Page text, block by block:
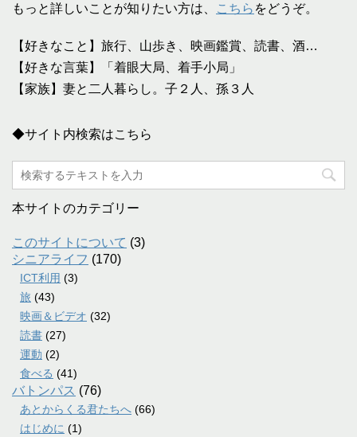
もっと詳しいことが知りたい方は、 こちら をどうぞ。
【好きなこと】旅行、山歩き、映画鑑賞、読書、酒…
【好きな言葉】「着眼大局、着手小局」
【家族】妻と二人暮らし。子２人、孫３人
◆サイト内検索はこちら
本サイトのカテゴリー
このサイトについて (3)
シニアライフ (170)
ICT利用 (3)
旅 (43)
映画＆ビデオ (32)
読書 (27)
運動 (2)
食べる (41)
バトンパス (76)
あとからくる君たちへ (66)
はじめに (1)